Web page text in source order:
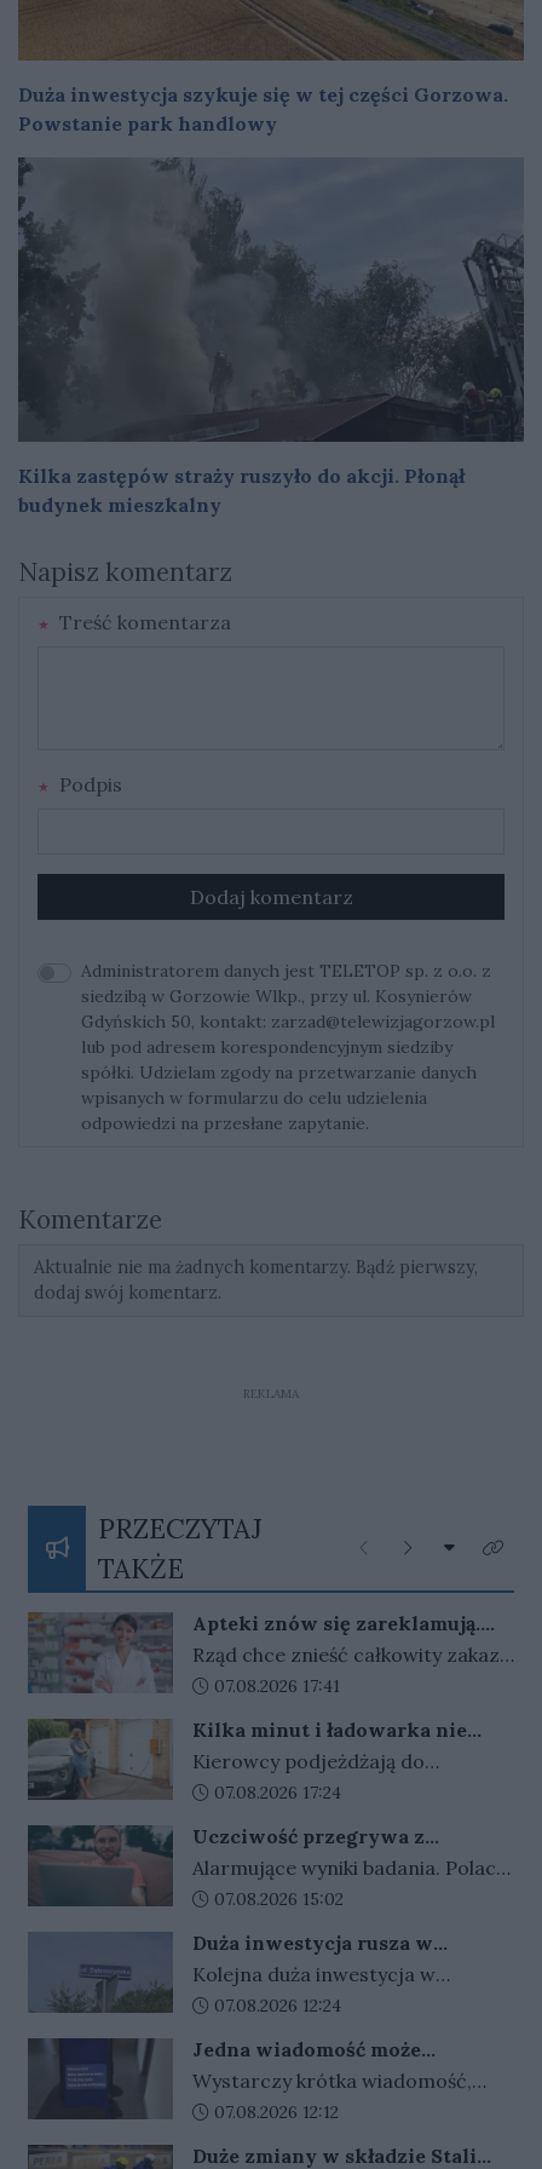
Duża inwestycja szykuje się w tej części Gorzowa.
Powstanie park handlowy
Kilka zastępów straży ruszyło do akcji. Płonął
budynek mieszkalny
Napisz komentarz
Treść komentarza
Podpis
Dodaj komentarz
Administratorem danych jest TELETOP sp. z o.o. z
siedzibą w Gorzowie Wlkp., przy ul. Kosynierów
Gdyńskich 50, kontakt: zarzad@telewizjagorzow.pl
lub pod adresem korespondencyjnym siedziby
spółki. Udzielam zgody na przetwarzanie danych
wpisanych w formularzu do celu udzielenia
odpowiedzi na przesłane zapytanie.
Komentarze
Aktualnie nie ma żadnych komentarzy. Bądź pierwszy,
dodaj swój komentarz.
REKLAMA
PRZECZYTAJ
TAKŻE
Poprzednie
Następne
Rozwiń
Kliknij
Apteki znów się zareklamują.
Ale nie bez ograniczeń
Rząd chce znieść całkowity zakaz
reklamy aptek. Nadal jednak
lojalnościowe, presja zakupowa i
udział dzieci.
Data dodania artykułu:
07.08.2026 17:41
Kilka minut i ładowarka nie
działa. Złodzieje znaleźli sposób
na szybki zarobek kosztem
kierowców
Kierowcy podjeżdżają do
ładowarek i zamiast przewodów
kabli stają się plagą, a straty
operatorów sięgają dziesiątek
tysięcy złotych.
Data dodania artykułu:
07.08.2026 17:24
Uczciwość przegrywa z
pieniędzmi. Tak tłumaczymy
finansowe przekręty
Alarmujące wyniki badania. Polacy
coraz częściej przymykają oko na
zadłużeni najłatwiej
usprawiedliwiają nieuczciwe
zachowania.
Data dodania artykułu:
07.08.2026 15:02
Duża inwestycja rusza w
Gorzowie. Umowa podpisana,
czas na prace
Kolejna duża inwestycja w
Gorzowie jest coraz bliżej
rozstrzygnięty, umowy z
wykonawcą są już podpisane, a
teraz trwają przygotowania do
przekazania placów budowy.
Data dodania artykułu:
07.08.2026 12:24
Jedna wiadomość może
kosztować tysiące złotych.
Oszuści wykorzystują
wakacyjne wyjazdy
Wystarczy krótka wiadomość,
kilka zdań napisanych w
Data dodania artykułu:
07.08.2026 12:12
Duże zmiany w składzie Stali